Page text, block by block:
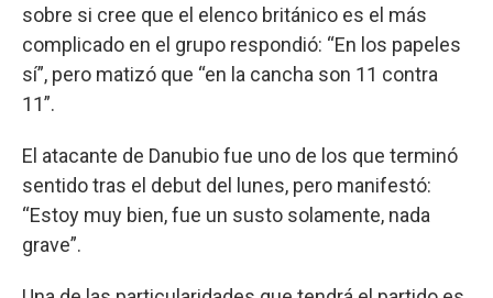
sobre si cree que el elenco británico es el más
complicado en el grupo respondió: “En los papeles
sí”, pero matizó que “en la cancha son 11 contra
11”.
El atacante de Danubio fue uno de los que terminó
sentido tras el debut del lunes, pero manifestó:
“Estoy muy bien, fue un susto solamente, nada
grave”.